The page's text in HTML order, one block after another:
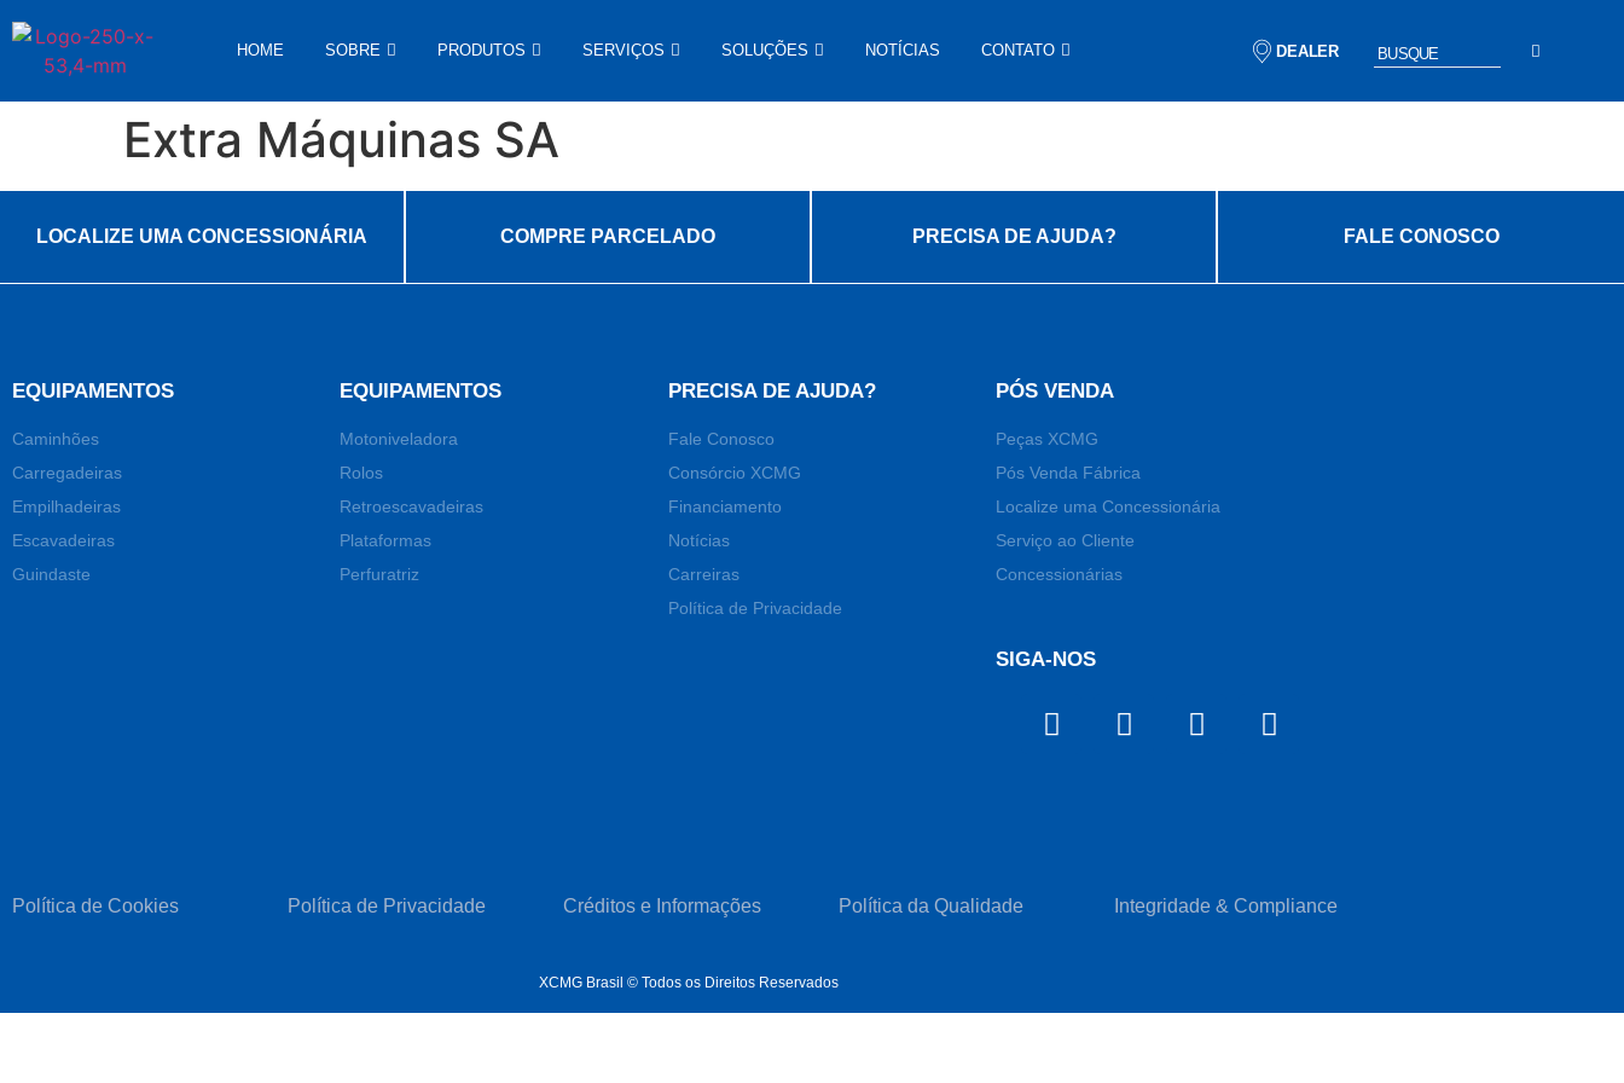
HOME SOBRE PRODUTOS SERVIÇOS SOLUÇÕES NOTÍCIAS CONTATO DEALER
Extra Máquinas SA
LOCALIZE UMA CONCESSIONÁRIA COMPRE PARCELADO PRECISA DE AJUDA? FALE CONOSCO
EQUIPAMENTOS
Caminhões
Carregadeiras
Empilhadeiras
Escavadeiras
Guindaste
EQUIPAMENTOS
Motoniveladora
Rolos
Retroescavadeiras
Plataformas
Perfuratriz
PRECISA DE AJUDA?
Fale Conosco
Consórcio XCMG
Financiamento
Notícias
Carreiras
Política de Privacidade
PÓS VENDA
Peças XCMG
Pós Venda Fábrica
Localize uma Concessionária
Serviço ao Cliente
Concessionárias
SIGA-NOS
Política de Cookies Política de Privacidade Créditos e Informações Política da Qualidade Integridade & Compliance
XCMG Brasil © Todos os Direitos Reservados